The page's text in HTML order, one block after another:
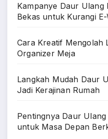
Kampanye Daur Ulang
Bekas untuk Kurangi E-
Cara Kreatif Mengolah
Organizer Meja
Langkah Mudah Daur
Jadi Kerajinan Rumah
Pentingnya Daur
untuk Masa Depan